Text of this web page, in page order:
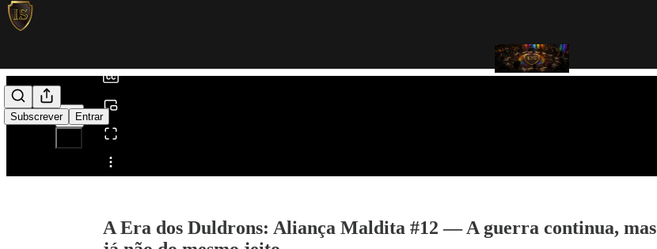
Subscrever Entrar
Partilhar a partir de0:00
A Era dos Duldrons: Aliança Maldita #12 — A guerra continua, mas